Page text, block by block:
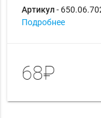
Артикул-
Подробнее
68₽